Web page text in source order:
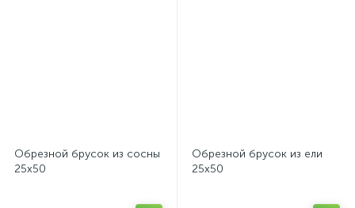
Обрезной брусок из сосны
25х50
Обрезной брусок из ели
25х50